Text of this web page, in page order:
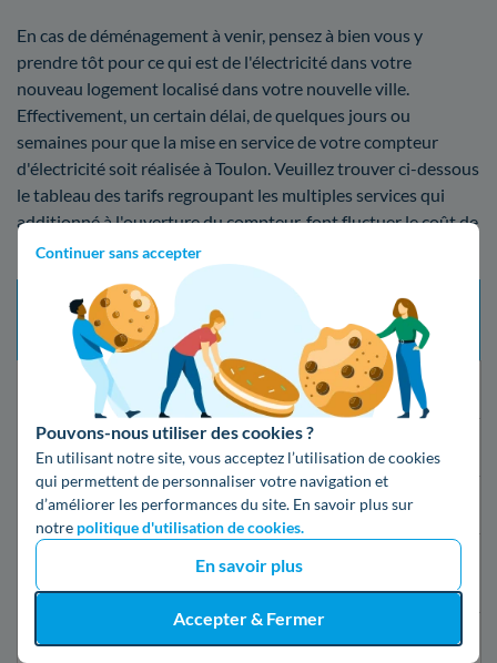
Continuer sans accepter
Pouvons-nous utiliser des cookies ?
En utilisant notre site, vous acceptez l’utilisation de cookies
qui permettent de personnaliser votre navigation et
d’améliorer les performances du site. En savoir plus sur
notre politique d'utilisation de cookies.
En savoir plus
Accepter & Fermer
En cas de déménagement à venir, pensez à bien vous y
prendre tôt pour ce qui est de l'électricité dans votre
nouveau logement localisé dans votre nouvelle ville.
Effectivement, un certain délai, de quelques jours ou
semaines pour que la mise en service de votre compteur
d'électricité soit réalisée à Toulon. Veuillez trouver ci-dessous
le tableau des tarifs regroupant les multiples services qui
additionné à l'ouverture du compteur, font fluctuer le coût de
l'installation :
Type de mise en service
Délai d’intervention
maximum
prestation
(TTC)
Changement de fournisseur 21 jours Gratuit
5 jours ouvrés
Mise en service express 2 jours ouvrés 55,07€
Mise en service d’urgence
24h après la
Mise en service d’urgence
30 minutes 69,76€